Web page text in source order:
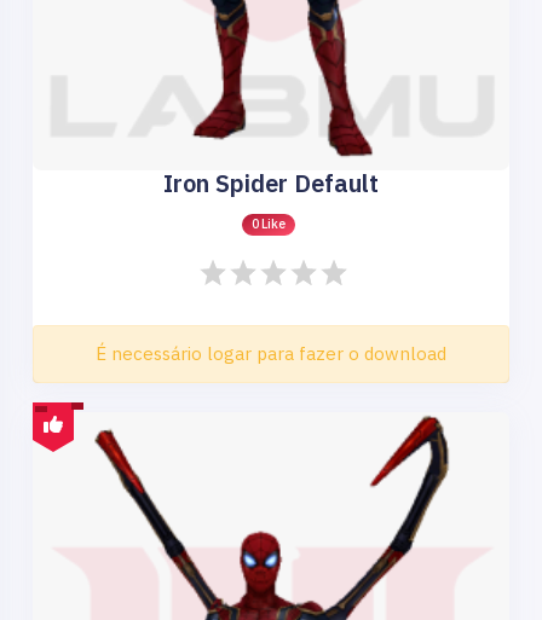
Iron Spider Default
0 Like
É necessário logar para fazer o download